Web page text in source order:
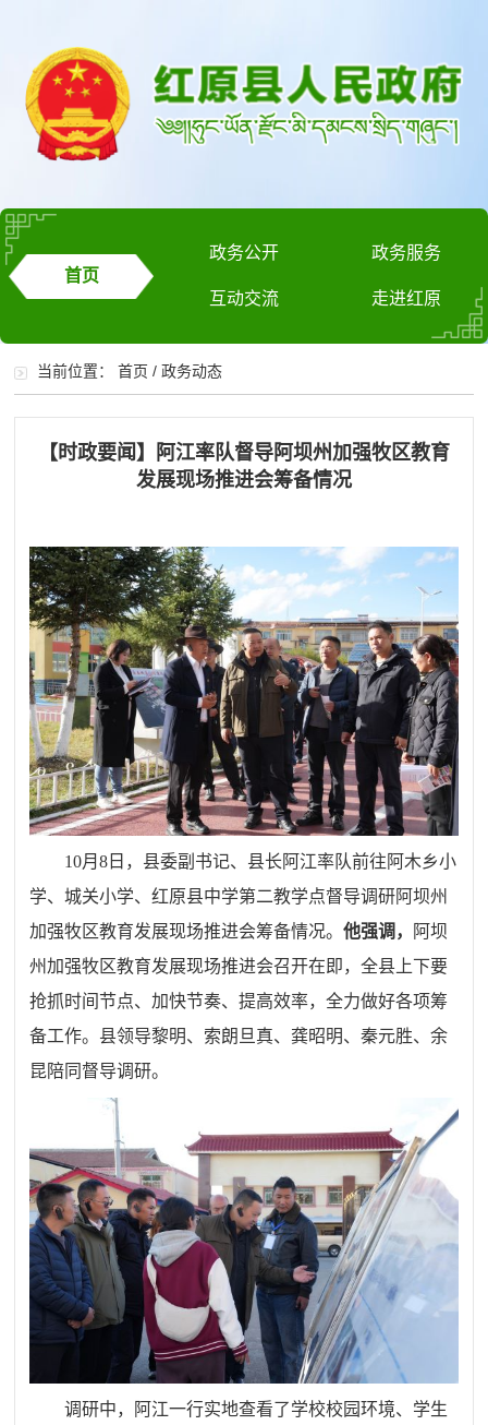
首页
政务公开 政务服务
互动交流 走进红原
当前位置：首页 /政务动态
【时政要闻】阿江率队督导阿坝州加强牧区教育
发展现场推进会筹备情况
10月8日，县委副书记、县长阿江率队前往阿木乡小
学、城关小学、红原县中学第二教学点督导调研阿坝州
加强牧区教育发展现场推进会筹备情况。他强调，
阿坝
州加强牧区教育发展现场推进会召开在即，全县上下要
抢抓时间节点、加快节奏、提高效率，全力做好各项筹
备工作。县领导黎明、索朗旦真、龚昭明、秦元胜、余
昆陪同督导调研。
调研中，阿江一行实地查看了学校校园环境、学生